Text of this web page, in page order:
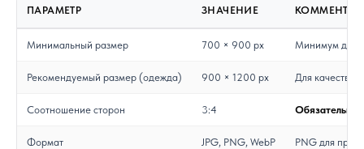
ПАРАМЕТР ЗНАЧЕНИЕ
Минимальный размер 700 × 900 px Минимум для
Рекомендуемый размер (одежда) 900 × 1200 px Для
Соотношение сторон 3:4 Обязательно
Формат JPG, PNG, WebP PNG для